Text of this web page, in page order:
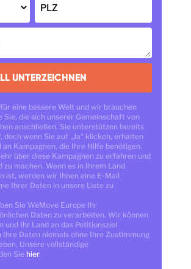
PLZ
UNTERZEICHNEN
eine bessere Welt und wir brauchen
Sie, die sich unserer Gemeinschaft von
anschließen. Sie unterstützen bereits
wenn Sie auf „Ja“ klicken, erhalten
Kampagnen, die Ihre Hilfe benötigen.
über diese Kampagnen zu erfahren und
machen. Wenn es in Ihrem Land
ist, werden wir Ihnen eine E-Mail
Ihrer Daten in unsere Liste zu
Sie WeMove Europe Ihr
Daten zu verarbeiten. Wir können
und Ihr Land an das Petitionsziel
Daten niemals ohne Ihre Zustimmung
Unsere vollständige
Sie hier.